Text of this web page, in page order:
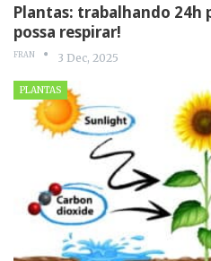
Plantas: trabalhando 24h
possa respirar!
FRAN 3 Dec, 2025
PLANTAS